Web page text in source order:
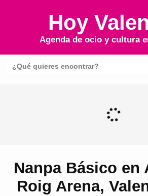
Hoy
Agenda de ocio y cultura
Nanpa Básico en
Roig Arena,